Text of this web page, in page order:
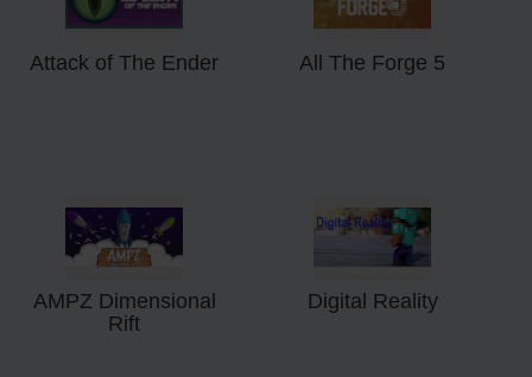
Attack of The Ender All The Forge 5
AMPZ Dimensional
Rift
Digital Reality